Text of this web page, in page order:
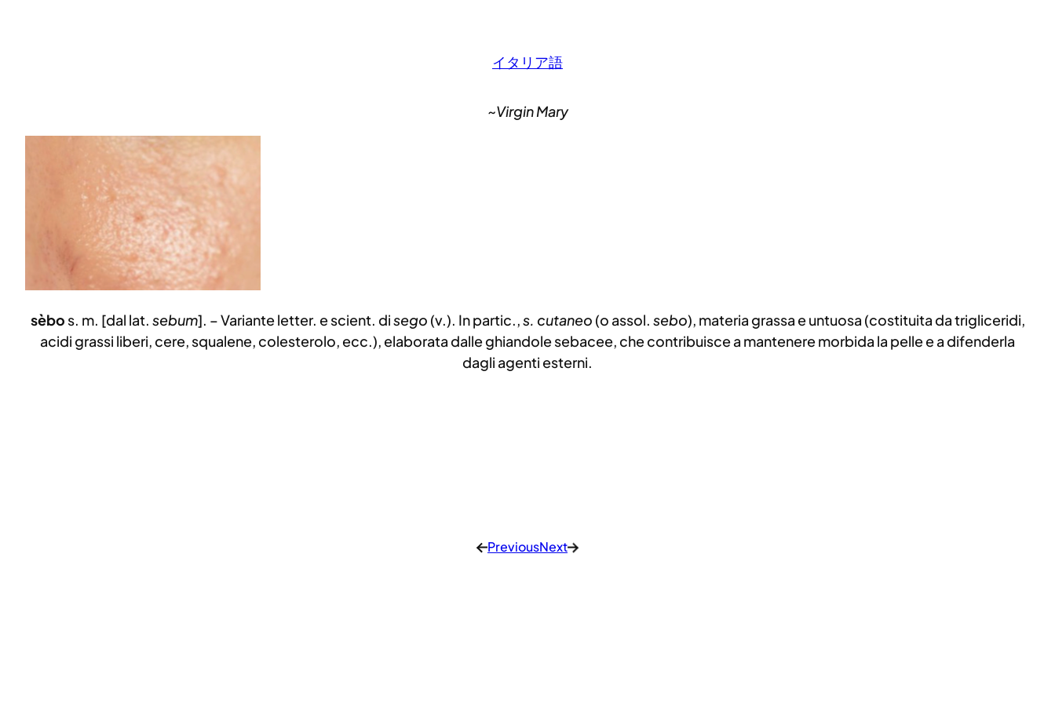
イタリア語
~Virgin Mary
sèbos. m. [dal lat. sebum]. – Variante letter. e scient. disego (v.). In partic.,s. cutaneo (o assol. sebo), materia grassa e untuosa (costituita da trigliceridi,
acidi grassi liberi, cere, squalene, colesterolo, ecc.), elaborata dalle ghiandole sebacee, che contribuisce a mantenere morbida la pelle e a difenderla
dagli agenti esterni.
←PreviousNext→